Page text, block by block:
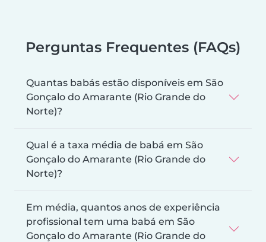
Perguntas Frequentes (FAQs)
Quantas babás estão disponíveis em São
Gonçalo do Amarante (Rio Grande do
Norte)?
Qual é a taxa média de babá em São
Gonçalo do Amarante (Rio Grande do
Norte)?
Em média, quantos anos de experiência
profissional tem uma babá em São
Gonçalo do Amarante (Rio Grande do